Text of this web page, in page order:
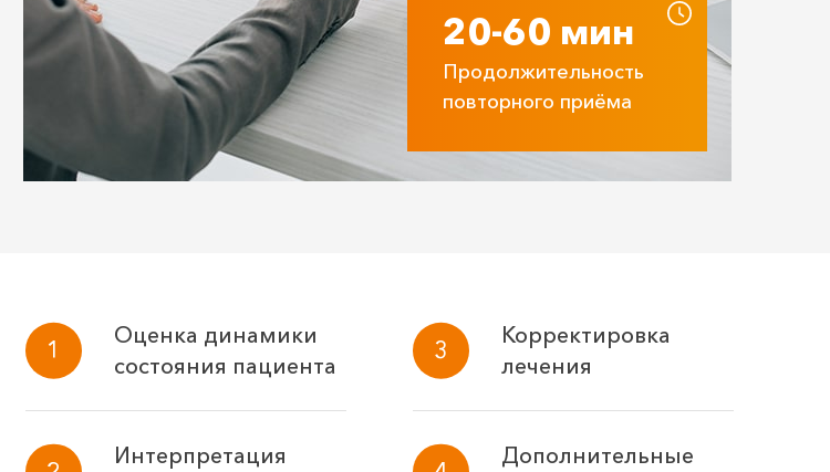
20-60 мин
Продолжительность
повторного приёма
Оценка динамики
состояния пациента
Интерпретация
Корректировка
лечения
Дополнительные